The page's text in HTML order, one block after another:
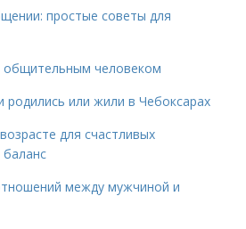
простые советы для
общительным человеком
родились или жили в Чебоксарах
для счастливых
между мужчиной и